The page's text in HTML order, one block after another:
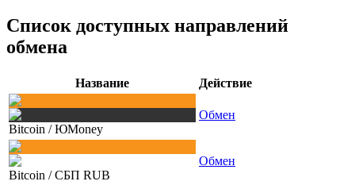
Список доступных направлений
обмена
Название Действие
Bitcoin /ЮMoney
Обмен
Bitcoin /СБП RUB
Обмен